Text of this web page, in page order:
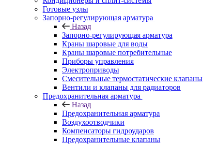
Готовые узлы
Запорно-регулирующая арматура
Назад
Запорно-регулирующая арматура
Краны шаровые для воды
Краны шаровые потребительные
Приборы управления
Электроприводы
Смесительные термостатические клапаны
Вентили и клапаны для радиаторов
Предохранительная арматура
Назад
Предохранительная арматура
Воздухоотводчики
Компенсаторы гидроударов
Предохранительные клапаны